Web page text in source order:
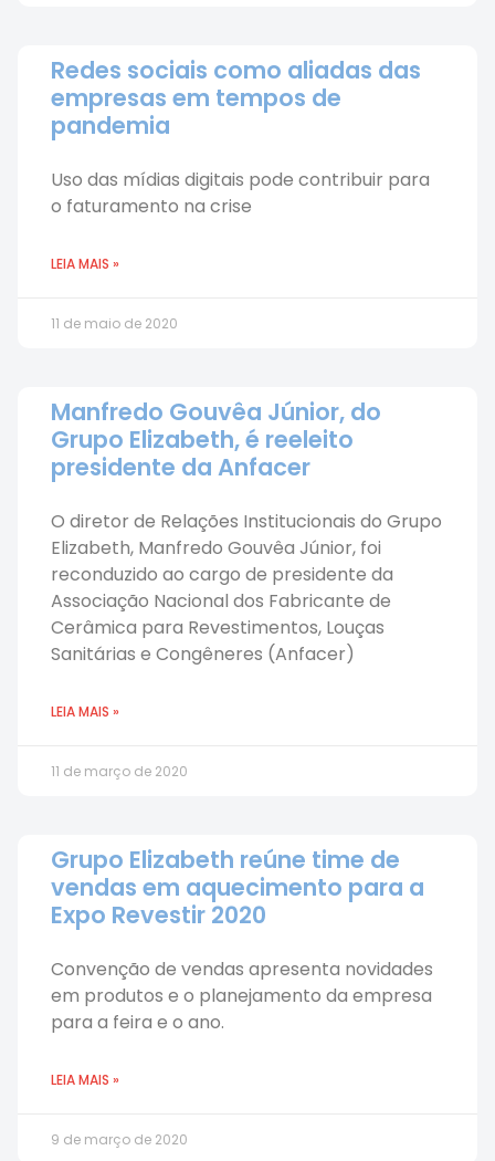
Redes sociais como aliadas das
empresas em tempos de
pandemia
Uso das mídias digitais pode contribuir para
o faturamento na crise
LEIA MAIS »
11 de maio de 2020
Manfredo Gouvêa Júnior, do
Grupo Elizabeth, é reeleito
presidente da Anfacer
O diretor de Relações Institucionais do Grupo
Elizabeth, Manfredo Gouvêa Júnior, foi
reconduzido ao cargo de presidente da
Associação Nacional dos Fabricante de
Cerâmica para Revestimentos, Louças
Sanitárias e Congêneres (Anfacer)
LEIA MAIS »
11 de março de 2020
Grupo Elizabeth reúne time de
vendas em aquecimento para a
Expo Revestir 2020
Convenção de vendas apresenta novidades
em produtos e o planejamento da empresa
para a feira e o ano.
LEIA MAIS »
9 de março de 2020